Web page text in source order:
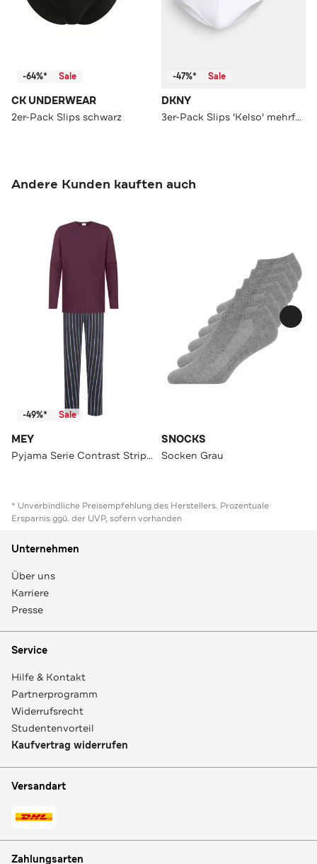
-64%* Sale
CK UNDERWEAR
2er-Pack Slips schwarz
-47%* Sale
DKNY
3er-Pack Slips 'Kelso' mehrfarbig
Andere Kunden kauften auch
-49%* Sale
MEY
Pyjama Serie Contrast Stripe Kumkum Red
SNOCKS
Socken Grau
* Unverbindliche Preisempfehlung des Herstellers. Prozentuale
Ersparnis ggü. der UVP, sofern vorhanden
Unternehmen
Über uns
Karriere
Presse
Service
Hilfe & Kontakt
Partnerprogramm
Widerrufsrecht
Studentenvorteil
Kaufvertrag widerrufen
Versandart
Zahlungsarten